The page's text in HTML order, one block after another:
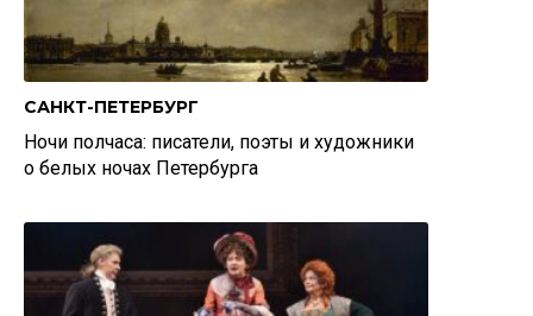
САНКТ-ПЕТЕРБУРГ
Ночи полчаса: писатели, поэты и художники
о белых ночах Петербурга